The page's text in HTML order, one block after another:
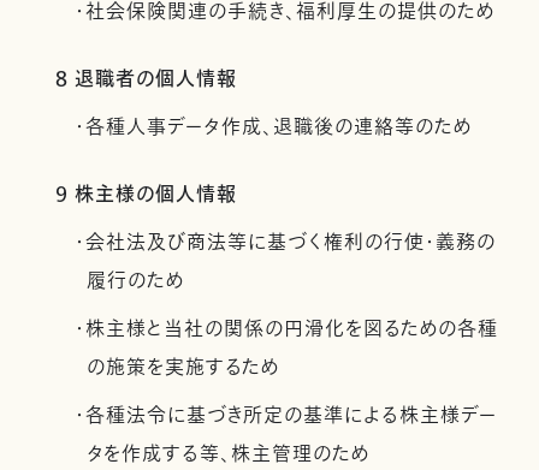
・社会保険関連の手続き、福利厚生の提供のため
8 退職者の個人情報
・各種人事データ作成、退職後の連絡等のため
9 株主様の個人情報
・会社法及び商法等に基づく権利の行使・義務の
履行のため
・株主様と当社の関係の円滑化を図るための各種
の施策を実施するため
・各種法令に基づき所定の基準による株主様デー
タを作成する等、株主管理のため